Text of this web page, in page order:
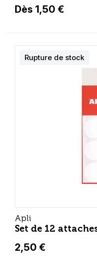
Dès 1,50 €
Apli
Set de 12
2,50 €
Rupture de stock